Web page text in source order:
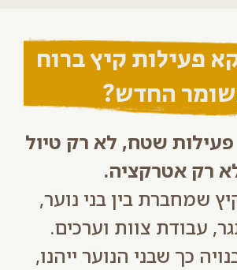
פעילות קיץ ברוח
החדש?
שטח, לא רק טיול
אטרקציה.
שמחברת בין בני נוער,
צוות וערכים.
כך שבני הנוער ייהנו,